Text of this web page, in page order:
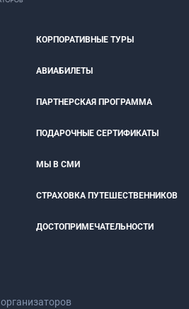
КОРПОРАТИВНЫЕ ТУРЫ
АВИАБИЛЕТЫ
ПАРТНЕРСКАЯ ПРОГРАММА
ПОДАРОЧНЫЕ СЕРТИФИКАТЫ
МЫ В СМИ
СТРАХОВКА ПУТЕШЕСТВЕННИКОВ
ДОСТОПРИМЕЧАТЕЛЬНОСТИ